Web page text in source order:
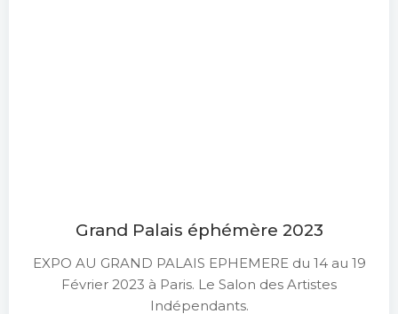
Grand Palais éphémère 2023
EXPO AU GRAND PALAIS EPHEMERE du 14 au 19
Février 2023 à Paris. Le Salon des Artistes
Indépendants.